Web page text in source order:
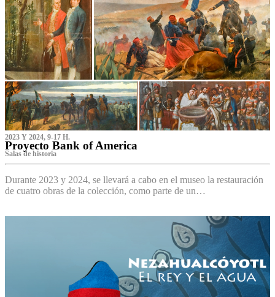
2023 Y 2024, 9-17 H.
Proyecto Bank of America
S‌alas de historia
Durante 2023 y 2024, se llevará a cabo en el museo la restauración
de cuatro obras de la colección, como parte de un…